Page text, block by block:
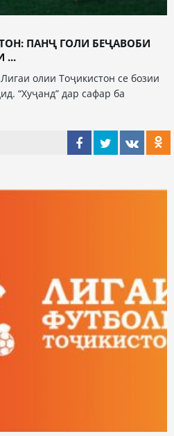
ПАНҶ ГОЛИ БЕҶАВОБИ
...
олии Тоҷикистон се бозии
“Хуҷанд” дар сафар ба